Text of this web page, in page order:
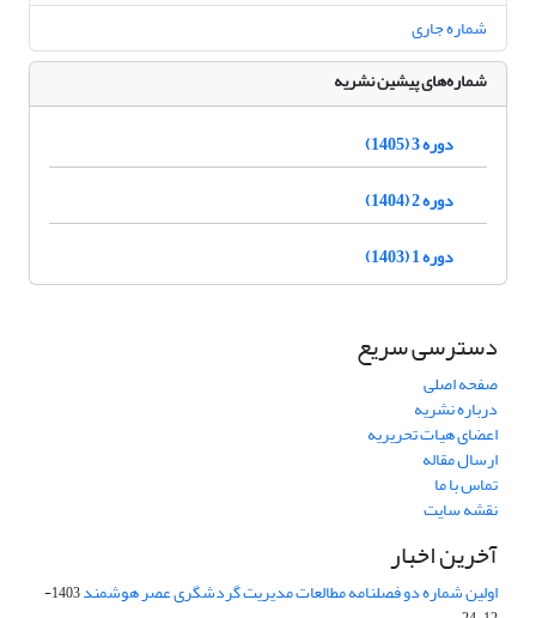
شماره جاری
شماره‌های پیشین نشریه
دوره 3 (1405)
دوره 2 (1404)
دوره 1 (1403)
دسترسی سریع
صفحه اصلی
درباره نشریه
اعضای هیات تحریریه
ارسال مقاله
تماس با ما
نقشه سایت
آخرین اخبار
اولین شماره دو فصلنامه مطالعات مدیریت گردشگری عصر هوشمند
1403-